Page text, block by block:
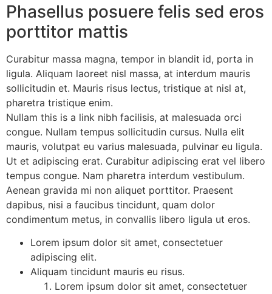
Phasellus posuere felis sed eros
porttitor mattis
Curabitur massa magna, tempor in blandit id, porta in
ligula. Aliquam laoreet nisl massa, at interdum mauris
sollicitudin et. Mauris risus lectus, tristique at nisl at,
pharetra tristique enim.
Nullam this is a link nibh facilisis, at malesuada orci
congue. Nullam tempus sollicitudin cursus. Nulla elit
mauris, volutpat eu varius malesuada, pulvinar eu ligula.
Ut et adipiscing erat. Curabitur adipiscing erat vel libero
tempus congue. Nam pharetra interdum vestibulum.
Aenean gravida mi non aliquet porttitor. Praesent
dapibus, nisi a faucibus tincidunt, quam dolor
condimentum metus, in convallis libero ligula ut eros.
Lorem ipsum dolor sit amet, consectetuer
adipiscing elit.
Aliquam tincidunt mauris eu risus.
Lorem ipsum dolor sit amet, consectetuer